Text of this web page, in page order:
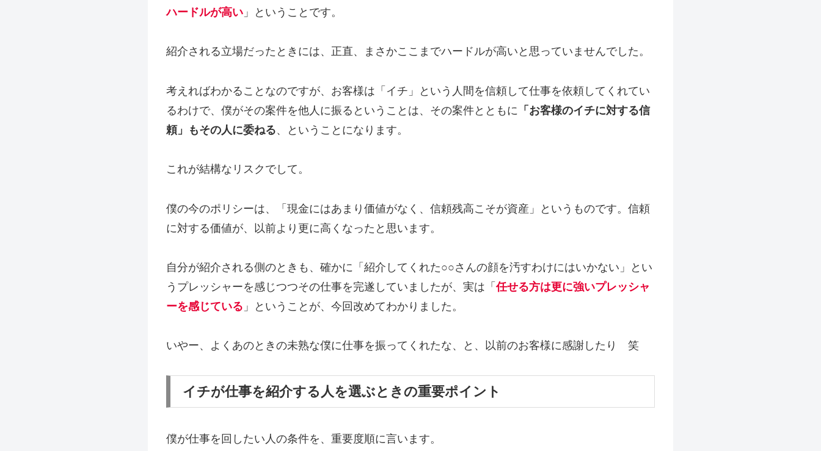
ハードルが高い 」ということです。
紹介される立場だったときには、正直、まさかここまでハードルが高いと思っていませんでした。
考えればわかることなのですが、お客様は「イチ」という人間を信頼して仕事を依頼してくれてい
るわけで、僕がその案件を他人に振るということは、その案件とともに 「お客様のイチに対する信
頼」もその人に委ねる、ということになります。
これが結構なリスクでして。
僕の今のポリシーは、「現金にはあまり価値がなく、信頼残高こそが資産」というものです。信頼
に対する価値が、以前より更に高くなったと思います。
自分が紹介される側のときも、確かに「紹介してくれた○○さんの顔を汚すわけにはいかない」とい
うプレッシャーを感じつつその仕事を完遂していましたが、実は「任せる方は更に強いプレッシャ
ーを感じている 」ということが、今回改めてわかりました。
いやー、よくあのときの未熟な僕に仕事を振ってくれたな、と、以前のお客様に感謝したり 笑
イチが仕事を紹介する人を選ぶときの重要ポイント
僕が仕事を回したい人の条件を、重要度順に言います。